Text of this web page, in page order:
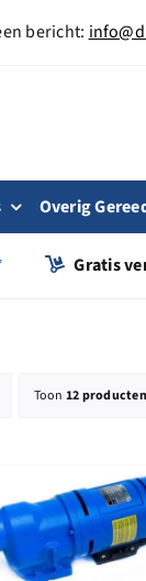
bericht:
Overig
Gratis
Toon 12 producten